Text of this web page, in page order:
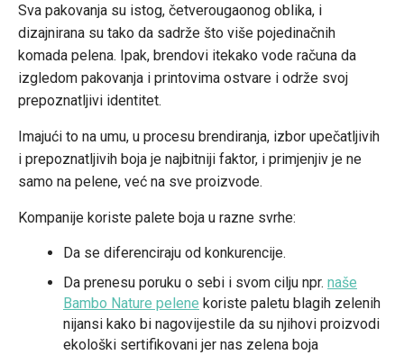
Sva pakovanja su istog, četverougaonog oblika, i
dizajnirana su tako da sadrže što više pojedinačnih
komada pelena. Ipak, brendovi itekako vode računa da
izgledom pakovanja i printovima ostvare i održe svoj
prepoznatljivi identitet.
Imajući to na umu, u procesu brendiranja, izbor upečatljivih
i prepoznatljivih boja je najbitniji faktor, i primjenjiv je ne
samo na pelene, već na sve proizvode.
Kompanije koriste palete boja u razne svrhe:
Da se diferenciraju od konkurencije.
Da prenesu poruku o sebi i svom cilju npr. naše
Bambo Nature pelene koriste paletu blagih zelenih
nijansi kako bi nagovijestile da su njihovi proizvodi
ekološki sertifikovani jer nas zelena boja